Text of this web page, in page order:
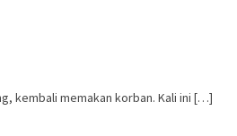
kembali memakan korban. Kali ini […]